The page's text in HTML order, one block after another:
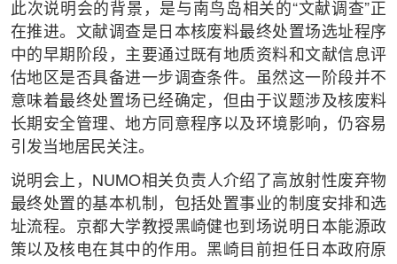
此次说明会的背景，是与南鸟岛相关的“文献调查”正
在推进。文献调查是日本核废料最终处置场选址程序
中的早期阶段，主要通过既有地质资料和文献信息评
估地区是否具备进一步调查条件。虽然这一阶段并不
意味着最终处置场已经确定，但由于议题涉及核废料
长期安全管理、地方同意程序以及环境影响，仍容易
引发当地居民关注。
说明会上，NUMO相关负责人介绍了高放射性废弃物
最终处置的基本机制，包括处置事业的制度安排和选
址流程。京都大学教授黑崎健也到场说明日本能源政
策以及核电在其中的作用。黑崎目前担任日本政府原